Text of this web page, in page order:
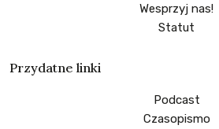
Wesprzyj nas!
Statut
Przydatne linki
Podcast
Czasopismo